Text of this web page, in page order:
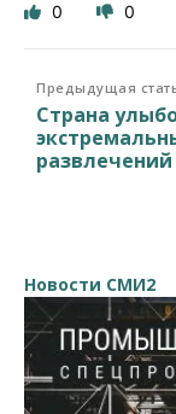
0 0
Предыдущая
Страна
развлечений
Новости СМИ2